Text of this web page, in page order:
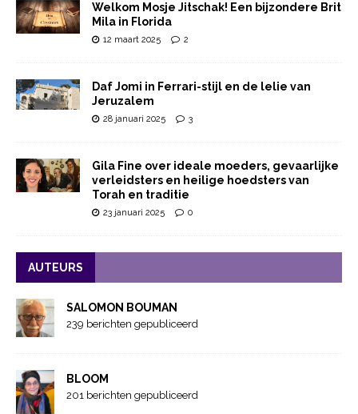
Welkom Mosje Jitschak! Een bijzondere Brit
Mila in Florida
12 maart 2025 2
Daf Jomi in Ferrari-stijl en de lelie van
Jeruzalem
28 januari 2025 3
Gila Fine over ideale moeders, gevaarlijke
verleidsters en heilige hoedsters van
Torah en traditie
23 januari 2025 0
AUTEURS
SALOMON BOUMAN
239 berichten gepubliceerd
BLOOM
201 berichten gepubliceerd